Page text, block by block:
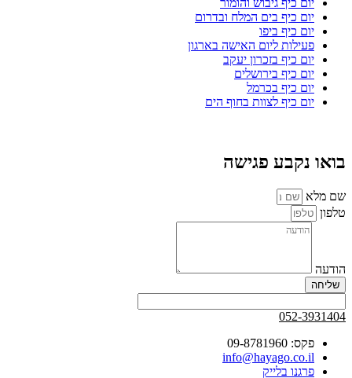
יום כיף גיבוש והומור
יום כיף בים המלח ובדרום
יום כיף ביפו
פעילות ליום האישה בארגון
יום כיף בזכרון יעקב
יום כיף בירושלים
יום כיף בכרמל
יום כיף לצוות בחוף הים
בואו נקבע פגישה
שם מלא
טלפון
הודעה
שליחה
052-3931404
פקס: 09-8781960
info@hayago.co.il
פרגנו בלייק